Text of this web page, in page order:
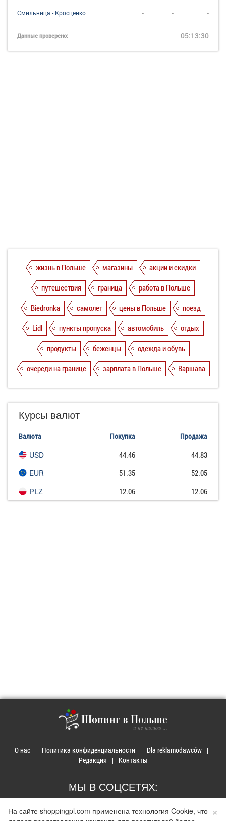
Смильница - Кросценко - - -
Данные проверено: 05:13:30
жизнь в Польше магазины
акции и скидки
путешествия
граница
работа в Польше
Biedronka
самолет цены в Польше
поезд
Lidl
пункты пропуска автомобиль
отдых
продукты
беженцы
одежда и обувь
очереди на границе
зарплата в Польше Варшава
Курсы валют
Валюта Покупка Продажа
USD 44.46
44.83
EUR
51.35
52.05
PLZ
12.06 12.06
Шопинг в Польше
и не только ...
О нас Политика конфиденциальности
Dla reklamodawców
Редакция
Контакты
МЫ В СОЦСЕТЯХ:
×
На сайте shoppingpl.com применена технология Cookie, что